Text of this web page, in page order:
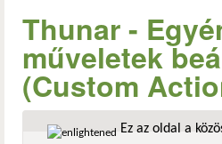
Thunar -
műveletek
(Custom
Ez az oldal a